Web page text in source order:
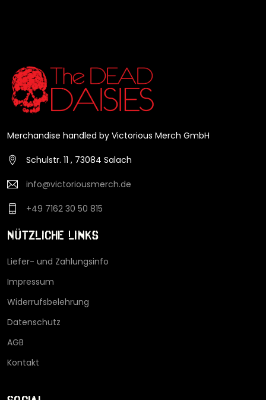
Merchandise handled by Victorious Merch GmbH
Schulstr. 11 , 73084 Salach
info@victoriousmerch.de
+49 7162 30 50 815
Nützliche Links
Liefer- und Zahlungsinfo
Impressum
Widerrufsbelehrung
Datenschutz
AGB
Kontakt